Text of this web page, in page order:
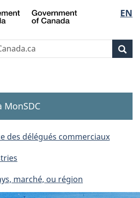
Passer
au
principal
Passer
à
Au
sujet
»
Passer
à
version
HTML
de
la
EN
Government
MonSDC
des délégués commerciaux
marché, ou région